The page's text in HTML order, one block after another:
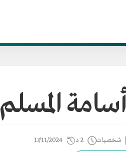
أسامة المسلم
شخصيات 2 د 17/11/2024